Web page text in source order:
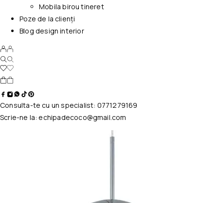
Mobila birou tineret
Poze de la clienți
Blog design interior
Consulta-te cu un specialist: 0771279169
Scrie-ne la:echipadecoco@gmail.com